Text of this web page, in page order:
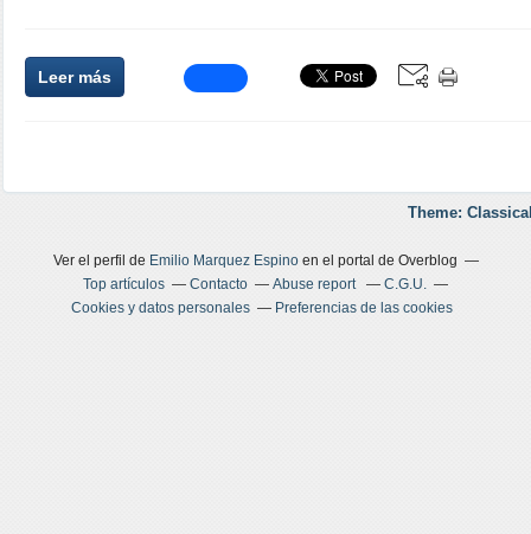
Leer más
Theme:
Ver el perfil de Emilio Marquez Espinoen el portal de Overblog
Top artículos
Contacto Abuse report
C.G.U.
Cookies y datos personales
Preferencias de las cookies